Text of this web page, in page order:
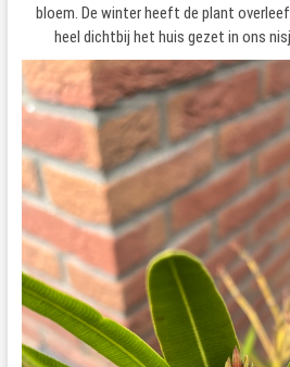
bloem. De winter heeft de plant
heel dichtbij het huis gezet in ons